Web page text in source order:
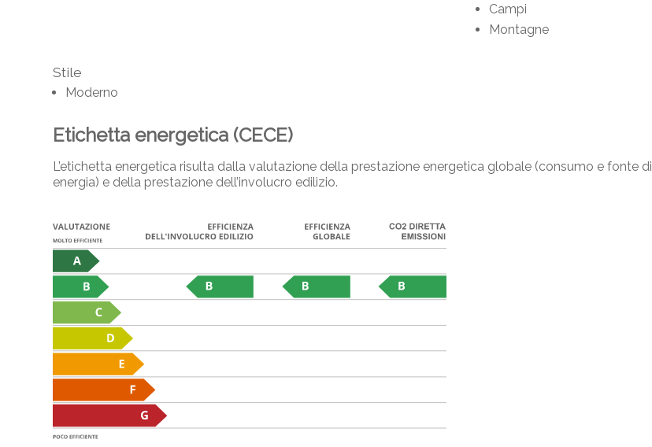
Campi
Montagne
Stile
Moderno
Etichetta energetica (CECE)
L’etichetta energetica risulta dalla valutazione della prestazione energetica globale (consumo e fonte di
energia) e della prestazione dell’involucro edilizio.